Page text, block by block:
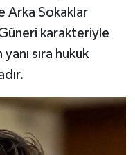
Arka Sokaklar
karakteriyle
sıra hukuk